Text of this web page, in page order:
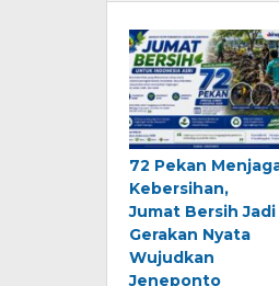
72 Pekan
Kebersihan,
Jumat Bersih Jadi
Gerakan Nyata
Wujudkan
Jeneponto